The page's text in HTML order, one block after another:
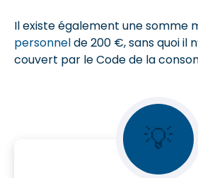
Il existe également une somme
personnelde 200 €, sans quoi il
couvert par le Code de la
💡